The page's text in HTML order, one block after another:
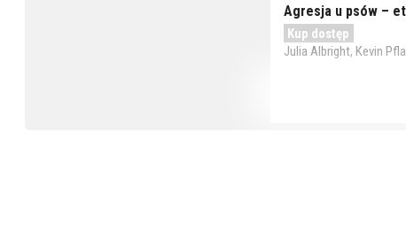
Agresja u psów –
Kup dostęp
Julia Albright, Kevin